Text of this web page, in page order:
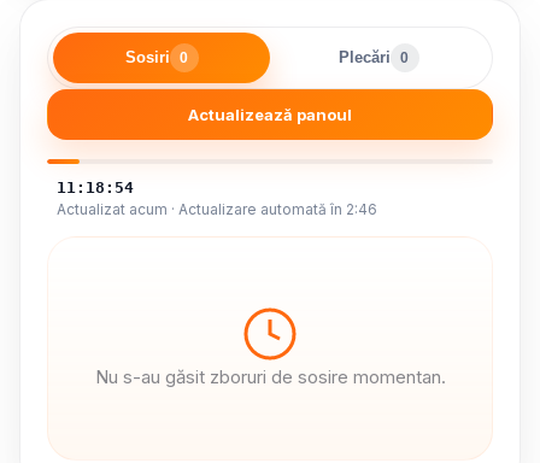
Sosiri 0 Plecări 0
Actualizează panoul
11:18:54
Actualizat acum · Actualizare automată în 2:46
Nu s-au găsit zboruri de sosire momentan.